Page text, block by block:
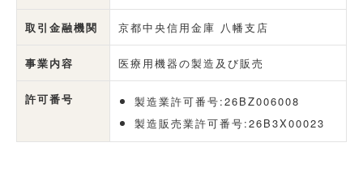
取引金融機関 京都中央信用金庫 八幡支店
事業内容 医療用機器の製造及び販売
許可番号 製造業許可番号:26BZ006008
製造販売業許可番号:26B3X00023